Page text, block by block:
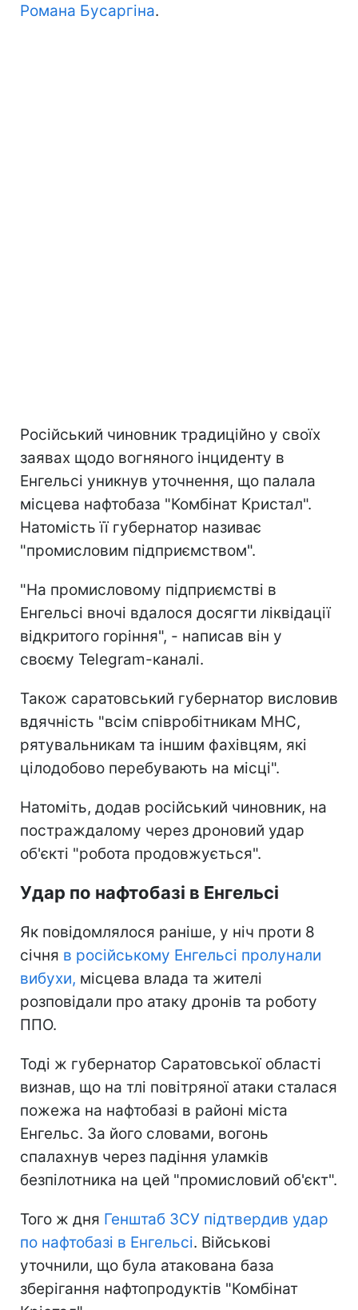
Романа Бусаргіна.
Російський чиновник традиційно у своїх
заявах щодо вогняного інциденту в
Енгельсі уникнув уточнення, що палала
місцева нафтобаза "Комбінат Кристал".
Натомість її губернатор називає
"промисловим підприємством".
"На промисловому підприємстві в
Енгельсі вночі вдалося досягти ліквідації
відкритого горіння", - написав він у
своєму Telegram-каналі.
Також саратовський губернатор висловив
вдячність "всім співробітникам МНС,
рятувальникам та іншим фахівцям, які
цілодобово перебувають на місці".
Натоміть, додав російський чиновник, на
постраждалому через дроновий удар
об'єкті "робота продовжується".
Удар по нафтобазі в Енгельсі
Як повідомлялося раніше, у ніч проти 8
січня в російському Енгельсі пролунали
вибухи, місцева влада та жителі
розповідали про атаку дронів та роботу
ППО.
Тоді ж губернатор Саратовської області
визнав, що на тлі повітряної атаки сталася
пожежа на нафтобазі в районі міста
Енгельс. За його словами, вогонь
спалахнув через падіння уламків
безпілотника на цей "промисловий об'єкт".
Того ж дня Генштаб ЗСУ підтвердив удар
по нафтобазі в Енгельсі. Військові
уточнили, що була атакована база
зберігання нафтопродуктів "Комбінат